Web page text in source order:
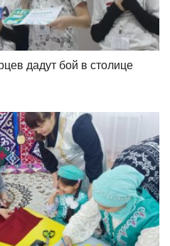
дадут бой в столице